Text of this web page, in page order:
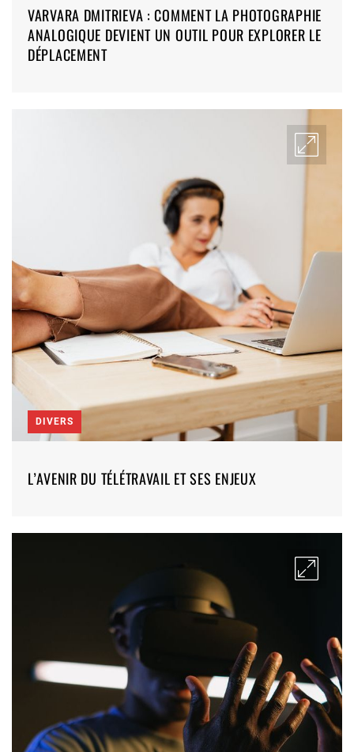
VARVARA DMITRIEVA : COMMENT LA PHOTOGRAPHIE
ANALOGIQUE DEVIENT UN OUTIL POUR EXPLORER LE
DÉPLACEMENT
DIVERS
L’AVENIR DU TÉLÉTRAVAIL ET SES ENJEUX